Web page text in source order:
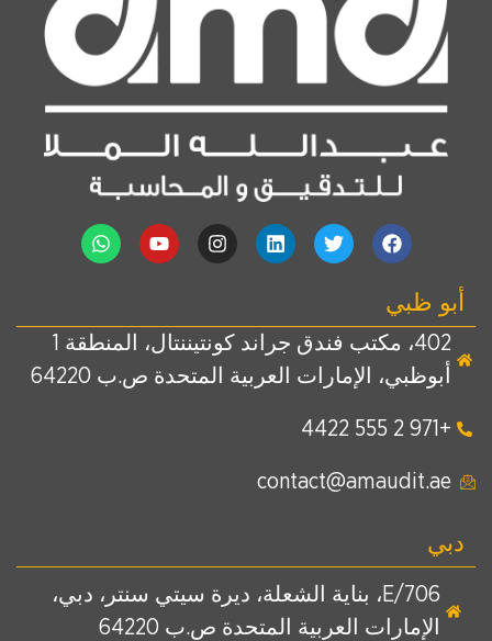
أبو ظبي
402، مكتب فندق جراند كونتيننتال، المنطقة 1
أبوظبي، الإمارات العربية المتحدة ص.ب 64220
+971 2 555 4422
contact@amaudit.ae
دبي
E/706، بناية الشعلة، ديرة سيتي سنتر، دبي،
الإمارات العربية المتحدة ص.ب 64220